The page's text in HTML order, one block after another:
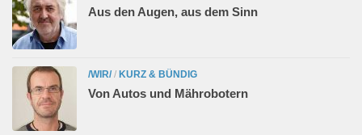
Aus den Augen, aus dem Sinn
/WIR/ / KURZ & BÜNDIG
Von Autos und Mährobotern